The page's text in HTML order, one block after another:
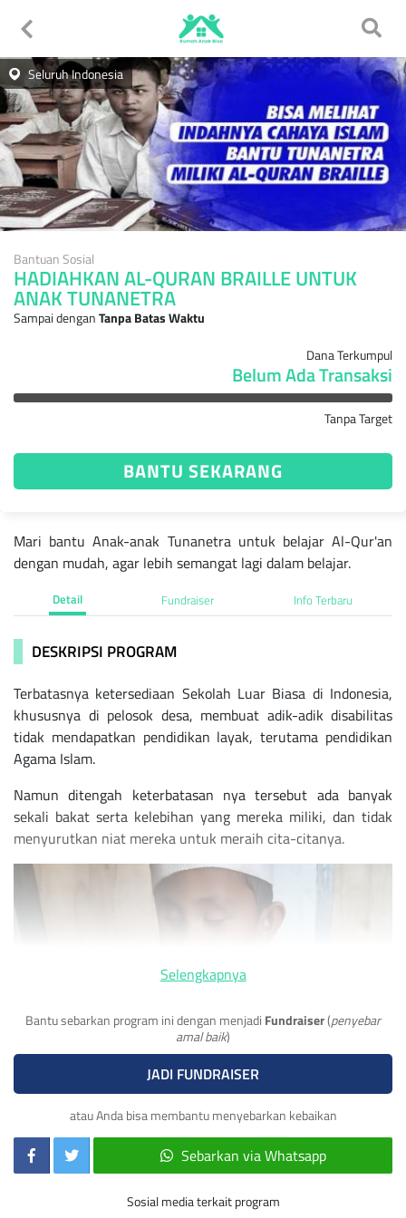
Seluruh Indonesia
Bantuan Sosial
HADIAHKAN AL-QURAN BRAILLE UNTUK
ANAK TUNANETRA
Sampai denganTanpa Batas Waktu
Dana Terkumpul
Belum Ada Transaksi
Tanpa Target
BANTU SEKARANG
Mari bantu Anak-anak Tunanetra untuk belajar Al-Qur'an
dengan mudah, agar lebih semangat lagi dalam belajar.
Detail Fundraiser Info Terbaru
DESKRIPSI PROGRAM
Terbatasnya ketersediaan Sekolah Luar Biasa di Indonesia,
khususnya di pelosok desa, membuat adik-adik disabilitas
tidak mendapatkan pendidikan layak, terutama pendidikan
Agama Islam.
Namun ditengah keterbatasan nya tersebut ada banyak
sekali bakat serta kelebihan yang mereka miliki, dan tidak
menyurutkan niat mereka untuk meraih cita-citanya.
Selengkapnya
Bantu sebarkan program ini dengan menjadi Fundraiser(penyebar
amal baik)
JADI FUNDRAISER
atau Anda bisa membantu menyebarkan kebaikan
Sebarkan via Whatsapp
Sosial media terkait program